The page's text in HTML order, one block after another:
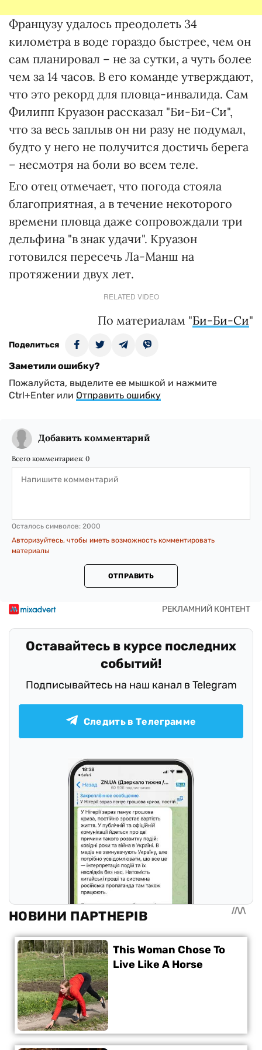
Французу удалось преодолеть 34
километра в воде гораздо быстрее, чем он
сам планировал – не за сутки, а чуть более
чем за 14 часов. В его команде утверждают,
что это рекорд для пловца-инвалида. Сам
Филипп Круазон рассказал "Би-Би-Си",
что за весь заплыв он ни разу не подумал,
будто у него не получится достичь берега
– несмотря на боли во всем теле.
Его отец отмечает, что погода стояла
благоприятная, а в течение некоторого
времени пловца даже сопровождали три
дельфина "в знак удачи". Круазон
готовился пересечь Ла-Манш на
протяжении двух лет.
RELATED VIDEO
По материалам "Би-Би-Си"
Поделиться
Заметили ошибку?
Пожалуйста, выделите ее мышкой и нажмите
Ctrl+Enter или Отправить ошибку
Добавить комментарий
Всего комментариев: 0
Осталось символов: 2000
Авторизуйтесь, чтобы иметь возможность комментировать
материалы
ОТПРАВИТЬ
Оставайтесь в курсе последних
событий!
Подписывайтесь на наш канал в Telegram
Следить в Телеграмме